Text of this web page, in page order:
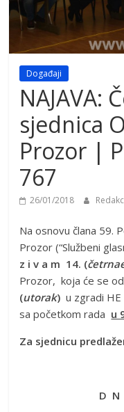
Događaji
NAJAVA:
sjednica
Prozor |
767
26/01/2018
Na osnovu člana 59.
Prozor (“Službeni
z i v a m 14. (
Prozor, koja će se
(utorak) u zgradi
sa početkom rada u
Za sjednicu
D